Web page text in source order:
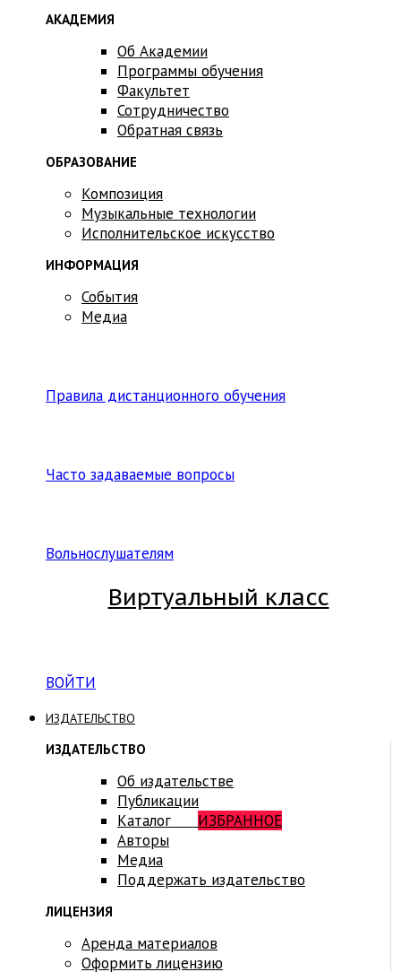
АКАДЕМИЯ
Об Академии
Программы обучения
Факультет
Сотрудничество
Обратная связь
ОБРАЗОВАНИЕ
Композиция
Музыкальные технологии
Исполнительское искусство
ИНФОРМАЦИЯ
События
Медиа
Правила дистанционного обучения
Часто задаваемые вопросы
Вольнослушателям
Виртуальный класс
ВОЙТИ
ИЗДАТЕЛЬСТВО
ИЗДАТЕЛЬСТВО
Об издательстве
Публикации
Каталог ИЗБРАННОЕ
Авторы
Медиа
Поддержать издательство
ЛИЦЕНЗИЯ
Аренда материалов
Оформить лицензию